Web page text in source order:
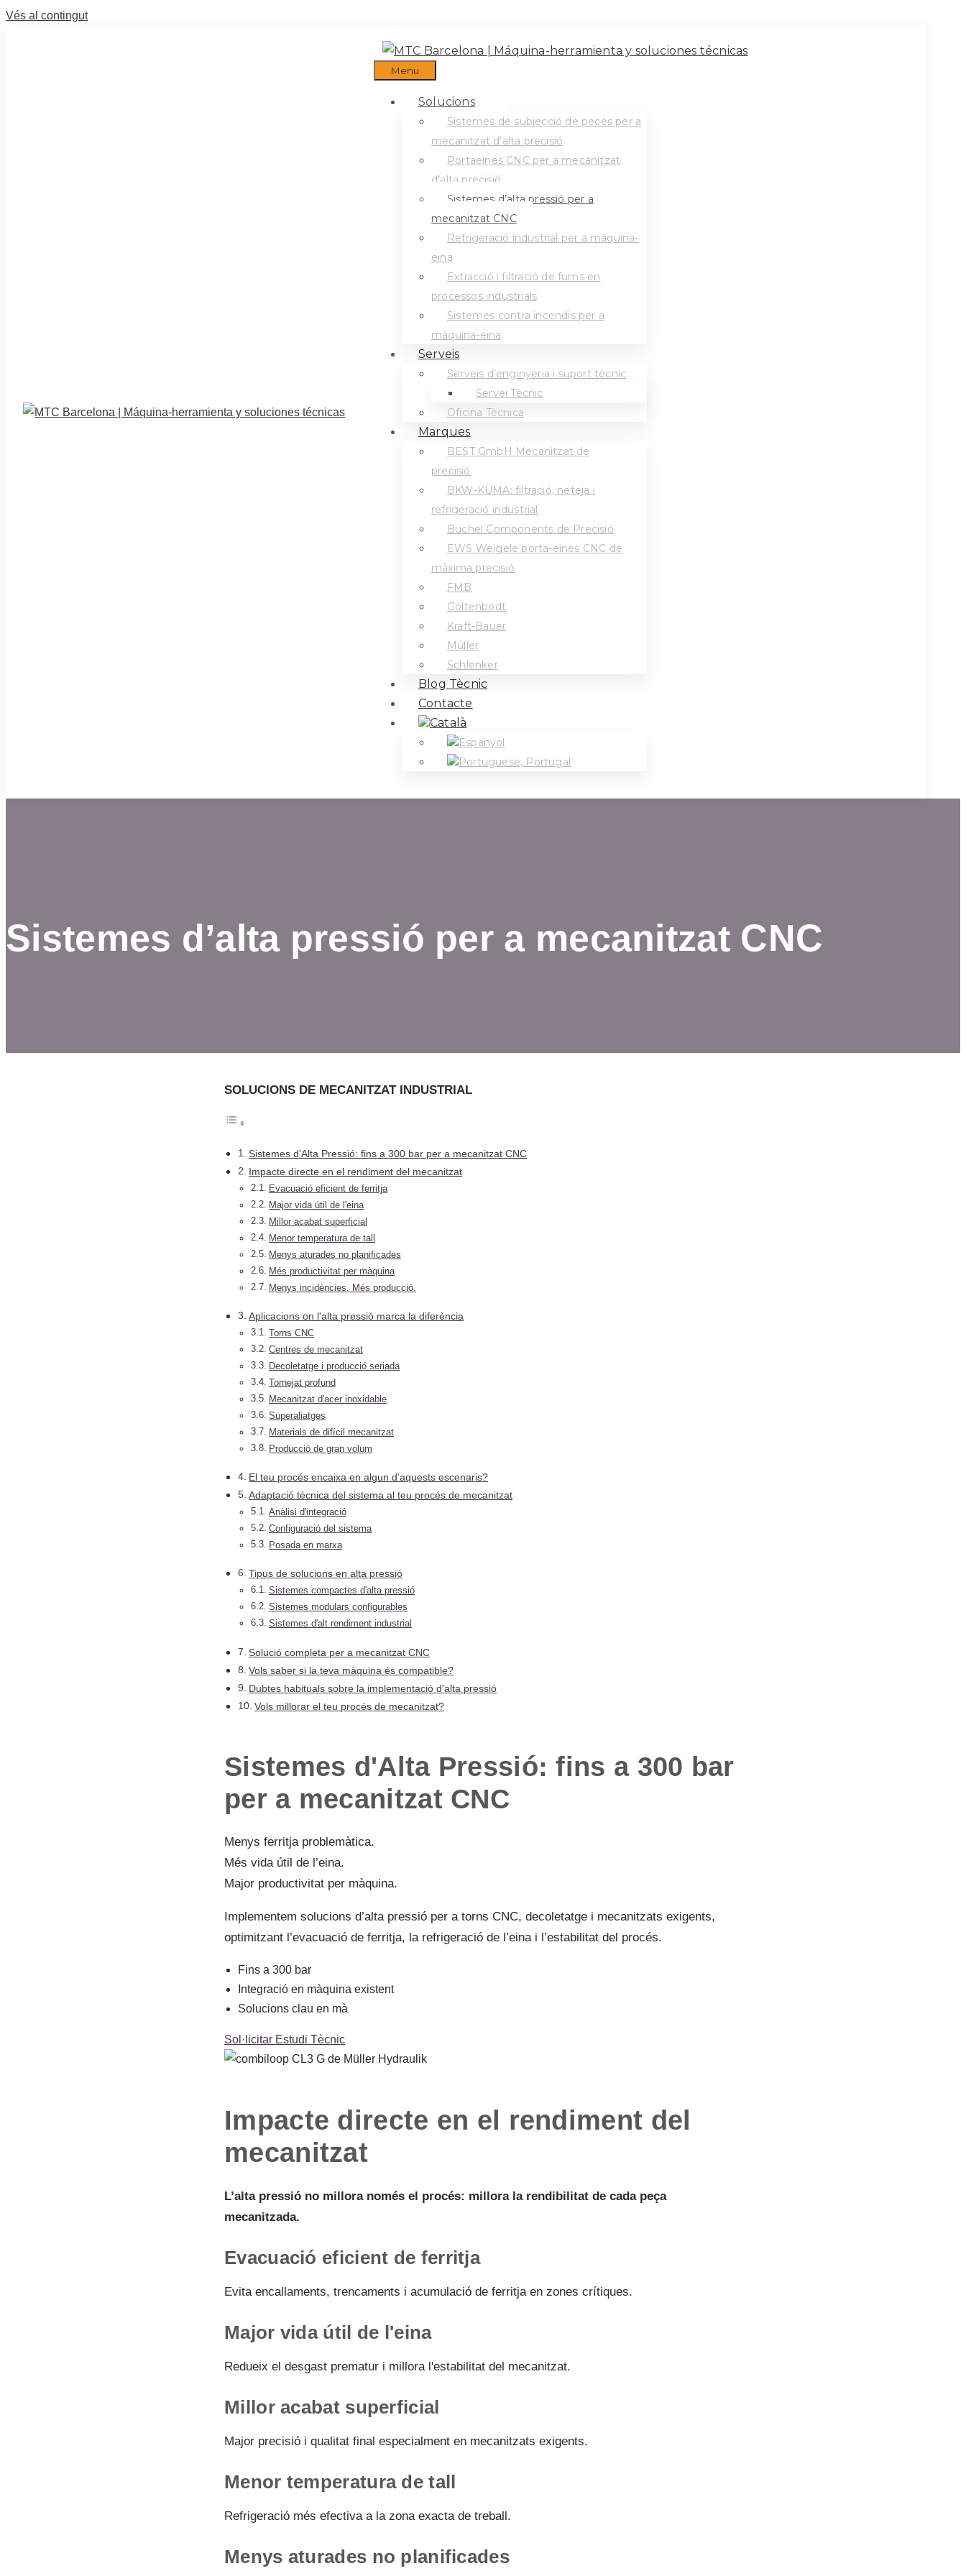
Vés al contingut
Menu
Solucions
Sistemes de subjecció de peces per a
mecanitzat d’alta precisió
Portaeines CNC per a mecanitzat
d’alta precisió
Sistemes d’alta pressió per a
mecanitzat CNC
Refrigeració industrial per a màquina-
eina
Extracció i filtració de fums en
processos industrials
Sistemes contra incendis per a
màquina-eina
Serveis
Serveis d’enginyeria i suport tècnic
Servei Tècnic
Oficina Tècnica
Marques
BEST GmbH Mecanitzat de
precisió
BKW-KÜMA: filtració, neteja i
refrigeració industrial
Büchel Components de Precisió
EWS Weigele porta-eines CNC de
màxima precisió
FMB
Göltenbodt
Kraft-Bauer
Müller
Schlenker
Blog Tècnic
Contacte
Sistemes d’alta pressió per a mecanitzat CNC
SOLUCIONS DE MECANITZAT INDUSTRIAL
Sistemes d'Alta Pressió: fins a 300 bar per a mecanitzat CNC
Impacte directe en el rendiment del mecanitzat
Evacuació eficient de ferritja
Major vida útil de l'eina
Millor acabat superficial
Menor temperatura de tall
Menys aturades no planificades
Més productivitat per màquina
Menys incidències. Més producció.
Aplicacions on l'alta pressió marca la diferència
Torns CNC
Centres de mecanitzat
Decoletatge i producció seriada
Tornejat profund
Mecanitzat d'acer inoxidable
Superaliatges
Materials de difícil mecanitzat
Producció de gran volum
El teu procés encaixa en algun d’aquests escenaris?
Adaptació tècnica del sistema al teu procés de mecanitzat
Anàlisi d'integració
Configuració del sistema
Posada en marxa
Tipus de solucions en alta pressió
Sistemes compactes d'alta pressió
Sistemes modulars configurables
Sistemes d'alt rendiment industrial
Solució completa per a mecanitzat CNC
Vols saber si la teva màquina és compatible?
Dubtes habituals sobre la implementació d'alta pressió
Vols millorar el teu procés de mecanitzat?
Sistemes d'Alta Pressió: fins a 300 bar
per a mecanitzat CNC
Menys ferritja problemàtica.
Més vida útil de l’eina.
Major productivitat per màquina.
Implementem solucions d’alta pressió per a torns CNC, decoletatge i mecanitzats exigents,
optimitzant l’evacuació de ferritja, la refrigeració de l’eina i l’estabilitat del procés.
Fins a 300 bar
Integració en màquina existent
Solucions clau en mà
Sol·licitar Estudi Tècnic
Impacte directe en el rendiment del
mecanitzat
L’alta pressió no millora només el procés: millora la rendibilitat de cada peça
mecanitzada.
Evacuació eficient de ferritja
Evita encallaments, trencaments i acumulació de ferritja en zones crítiques.
Major vida útil de l'eina
Redueix el desgast prematur i millora l'estabilitat del mecanitzat.
Millor acabat superficial
Major precisió i qualitat final especialment en mecanitzats exigents.
Menor temperatura de tall
Refrigeració més efectiva a la zona exacta de treball.
Menys aturades no planificades